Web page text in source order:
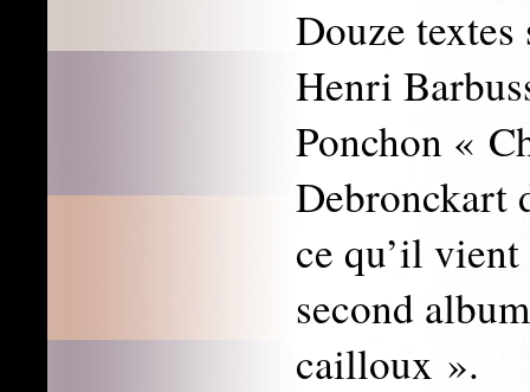
Douze
Henri
Ponchon «
Debronckart
ce qu’il
second
cailloux ».